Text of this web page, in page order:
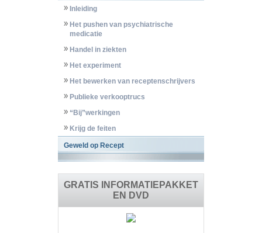
Inleiding
Het pushen van psychiatrische
medicatie
Handel in ziekten
Het experiment
Het bewerken van receptenschrijvers
Publieke verkooptrucs
“Bij”werkingen
Krijg de feiten
Geweld op Recept
GRATIS INFORMATIEPAKKET
EN DVD